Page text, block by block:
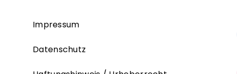
Impressum
Datenschutz